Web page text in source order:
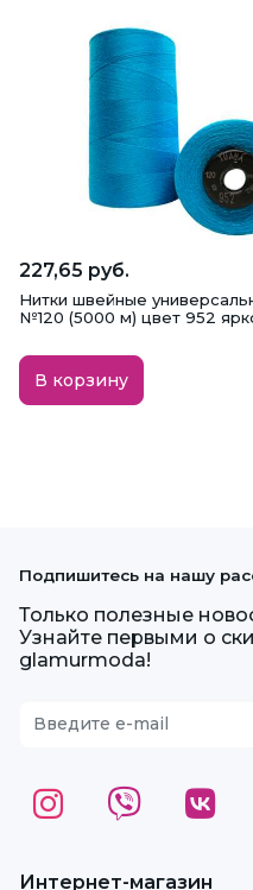
227,65 руб.
Нитки швейные
№120 (5000 м) цвет 952
В корзину
Интернет-магазин
Подпишитесь на нашу
Только полезные
Узнайте первыми о
glamurmoda!